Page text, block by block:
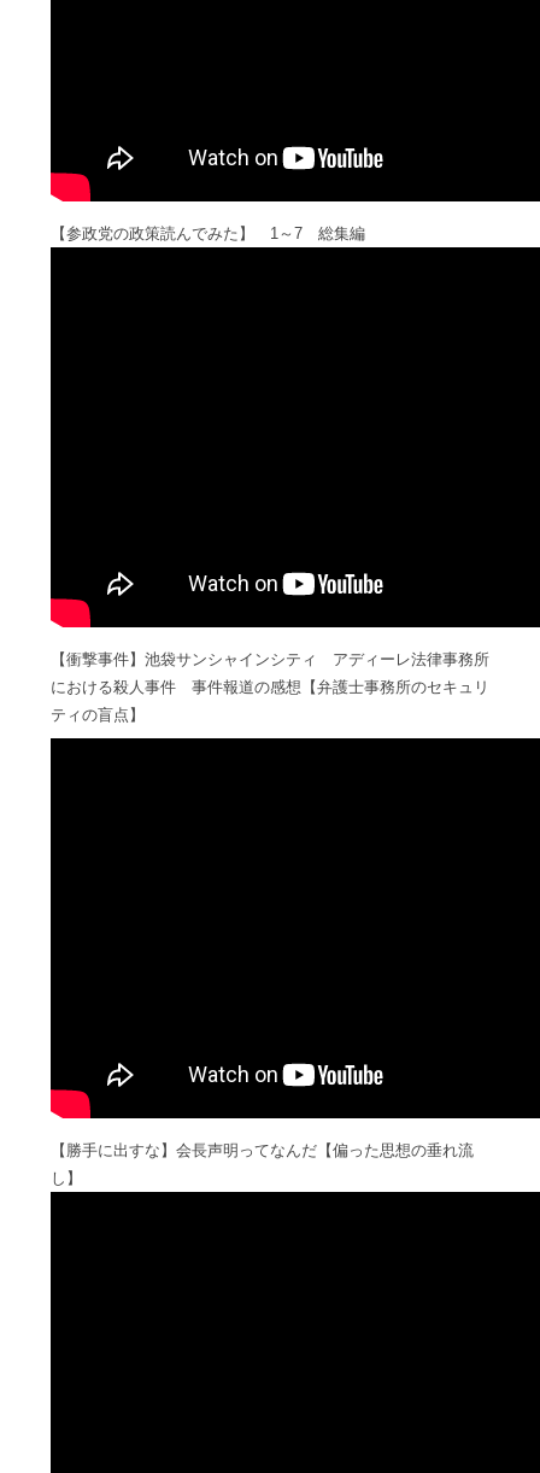
【参政党の政策読んでみた】 1～7 総集編
【衝撃事件】池袋サンシャインシティ アディーレ法律事務所
における殺人事件 事件報道の感想【弁護士事務所のセキュリ
ティの盲点】
【勝手に出すな】会長声明ってなんだ【偏った思想の垂れ流
し】